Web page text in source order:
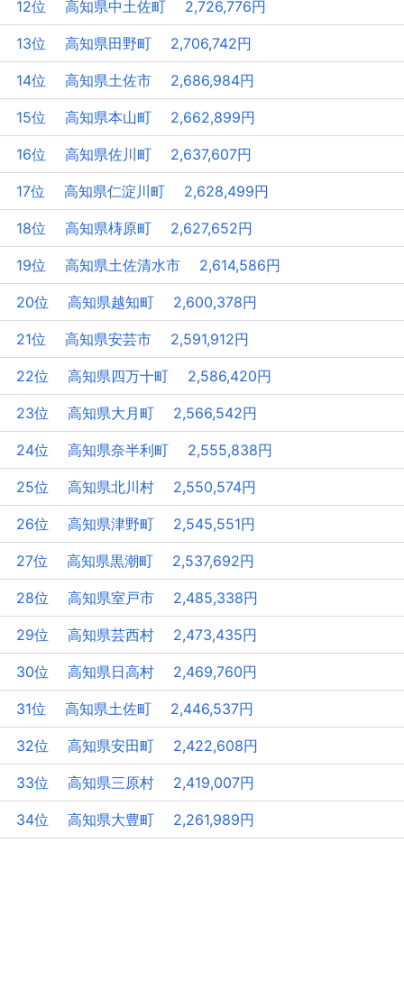
12位 高知県中土佐町 2,726,776円
13位 高知県田野町 2,706,742円
14位 高知県土佐市 2,686,984円
15位 高知県本山町 2,662,899円
16位 高知県佐川町 2,637,607円
17位 高知県仁淀川町 2,628,499円
18位 高知県梼原町 2,627,652円
19位 高知県土佐清水市 2,614,586円
20位 高知県越知町 2,600,378円
21位 高知県安芸市 2,591,912円
22位 高知県四万十町 2,586,420円
23位 高知県大月町 2,566,542円
24位 高知県奈半利町 2,555,838円
25位 高知県北川村 2,550,574円
26位 高知県津野町 2,545,551円
27位 高知県黒潮町 2,537,692円
28位 高知県室戸市 2,485,338円
29位 高知県芸西村 2,473,435円
30位 高知県日高村 2,469,760円
31位 高知県土佐町 2,446,537円
32位 高知県安田町 2,422,608円
33位 高知県三原村 2,419,007円
34位 高知県大豊町 2,261,989円